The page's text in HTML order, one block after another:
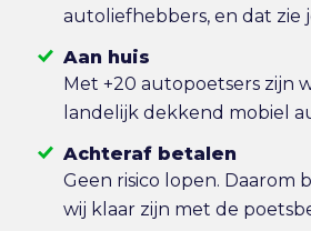
autoliefhebbers, en dat zie
Aan huis
Met +20 autopoetsers zijn
landelijk dekkend mobiel
Achteraf betalen
Geen risico lopen. Daarom
wij klaar zijn met de